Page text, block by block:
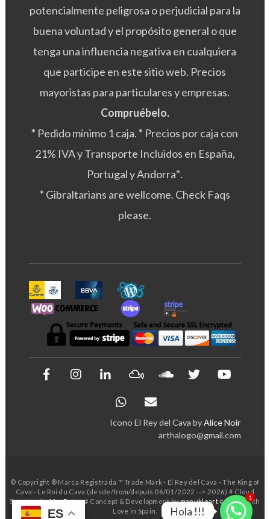
potencialmente peligrosa o perjudicial para la
buena voluntad y el propósito general o que
tenga una influencia negativa en cualquiera
que participe en este sitio web. Precios
mayoristas para particulares y empresas.
Compruébelo.
* Pedido mínimo 1 caja.* Precios por caja con
21% IVA y Transporte Incluidos en España,
Portugal y Andorra*.
* Gibraltarians are wellcome. Check Faqs
please.
Icono El Rey del Cava byAlice Noir
arthalogo@gmail.com
© Copyright ® Marca Registrada ™ Trade Mark - El Rey del Cava - The King of
Cava - Le Roi du Cava (desde/from/depuis 06/01/2022 --> 2026) # Cloud
Services byMasBytes# Concept & Development bymanukleart# Made with
Love in Spain.
ES
1
Hola !!!